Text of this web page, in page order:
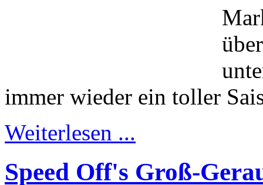
immer wieder ein toller
Weiterlesen ...
Speed Off's Groß-